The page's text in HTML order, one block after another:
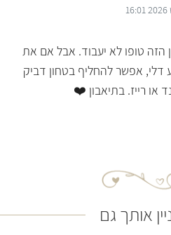
הזה טופו לא יעבוד. אבל אם את
אפשר להחליף בטחון דביק
או רייז. בתיאבון ❤️
אותך גם